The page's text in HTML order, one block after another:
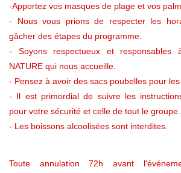
-Apportez vos masques de plage et vos
- Nous vous prions de respecter les
gâcher des étapes du programme.
- Soyons respectueux et responsables
NATURE qui nous accueille.
- Pensez à avoir des sacs poubelles pour les
- Il est primordial de suivre les
pour votre sécurité et celle de tout le groupe.
- Les boissons alcoolisées sont interdites.
Toute annulation 72h avant